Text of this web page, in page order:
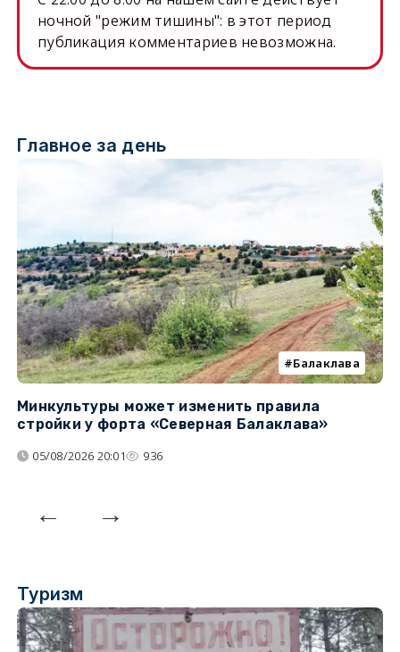
ночной "режим тишины": в этот период
публикация комментариев невозможна.
Главное за день
Балаклава
Минкультуры может изменить правила
стройки у форта «Северная Балаклава»
05/08/2026 20:01 936
Туризм